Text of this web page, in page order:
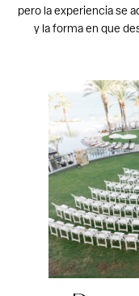
pero la experiencia se
y la forma en que